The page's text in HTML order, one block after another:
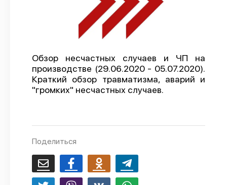
Отчеты
Предложить публикацию
API
О проекте
Политика конфиденциальности
Обзор несчастных случаев и ЧП на
производстве (29.06.2020 - 05.07.2020).
Краткий обзор травматизма, аварий и
"громких" несчастных случаев.
Поделиться